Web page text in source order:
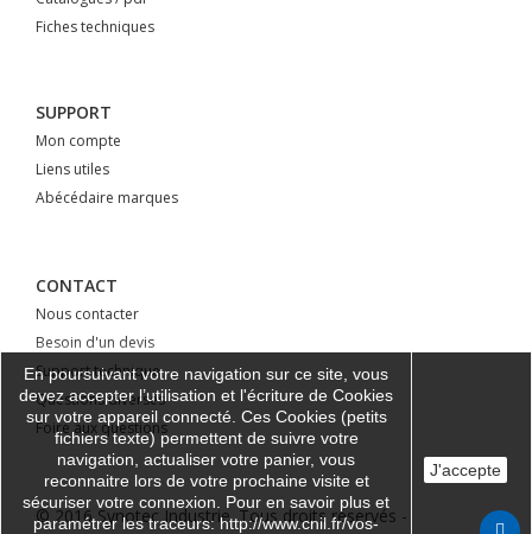
Fiches techniques
SUPPORT
Mon compte
Liens utiles
Abécédaire marques
CONTACT
Nous contacter
Besoin d'un devis
Support technique
Questions diverses
Foire aux questions
© 2016 Synotec Industrie. Tous droits réservés -
En poursuivant votre navigation sur ce site, vous
devez accepter l’utilisation et l'écriture de Cookies
sur votre appareil connecté. Ces Cookies (petits
fichiers texte) permettent de suivre votre
navigation, actualiser votre panier, vous
reconnaitre lors de votre prochaine visite et
sécuriser votre connexion. Pour en savoir plus et
paramétrer les traceurs: http://www.cnil.fr/vos-
J'accepte